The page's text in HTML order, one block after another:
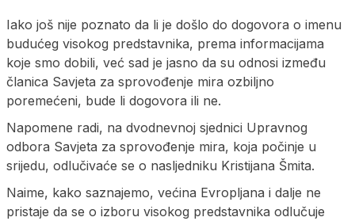
Iako još nije poznato da li je došlo do dogovora o imenu
budućeg visokog predstavnika, prema informacijama
koje smo dobili, već sad je jasno da su odnosi između
članica Savjeta za sprovođenje mira ozbiljno
poremećeni, bude li dogovora ili ne.
Napomene radi, na dvodnevnoj sjednici Upravnog
odbora Savjeta za sprovođenje mira, koja počinje u
srijedu, odlučivaće se o nasljedniku Kristijana Šmita.
Naime, kako saznajemo, većina Evropljana i dalje ne
pristaje da se o izboru visokog predstavnika odlučuje